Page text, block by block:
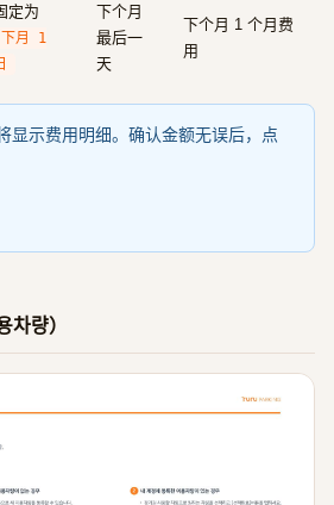
定为
下月 1
下个月
最后一
天
下个月 1 个月费
用
显示费用明细。确认金额无误后，点
량）